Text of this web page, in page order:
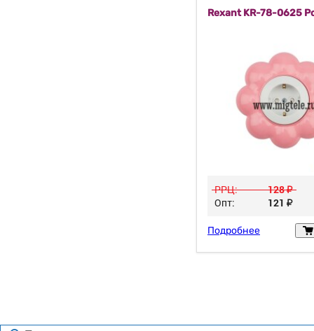
Rexant KR-78-0625
РРЦ: 128у
Опт: 121 у
Подробнее